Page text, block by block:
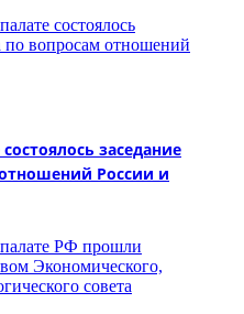
заседание
России и